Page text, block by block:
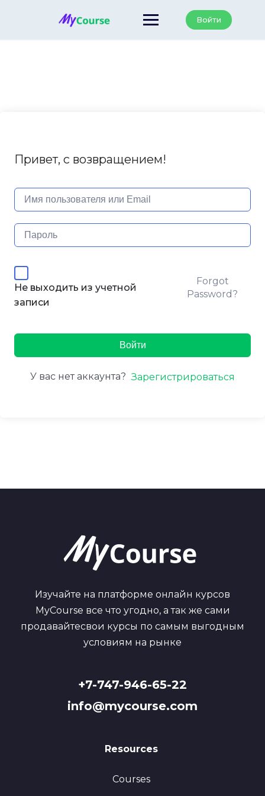
Войти
Привет, с возвращением!
Не выходить из учетной
записи
Forgot
Password?
Войти
У вас нет аккаунта? Зарегистрироваться
Изучайте на платформе онлайн курсов
MyCourse все что угодно, а так же сами
продавайтесвои курсы по самым выгодным
условиям на рынке
+7-747-946-65-22
info@mycourse.com
Resources
Courses